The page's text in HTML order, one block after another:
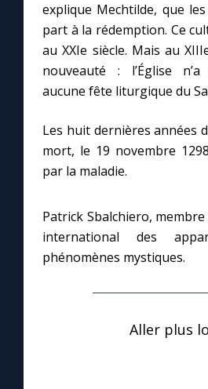
explique Mechtilde, que
part à la rédemption. Ce
au XXIe siècle. Mais au
nouveauté : l’Église
aucune fête liturgique du
Les huit dernières années
mort, le 19 novembre
par la maladie.
Patrick Sbalchiero, membre
international des
phénomènes mystiques.
Aller plus